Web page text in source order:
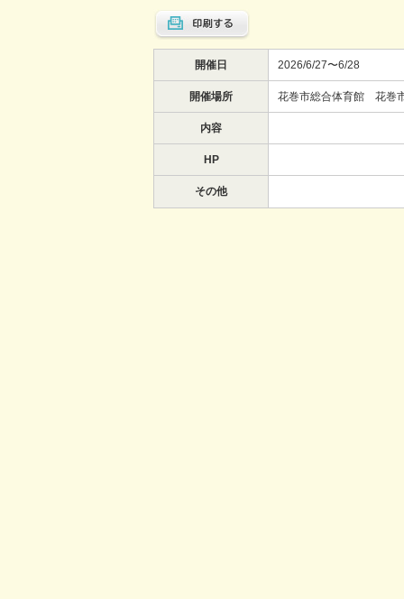
開催日 2026/6/27〜6/28
開催場所 花巻市総合体育館 花巻
内容
HP
その他